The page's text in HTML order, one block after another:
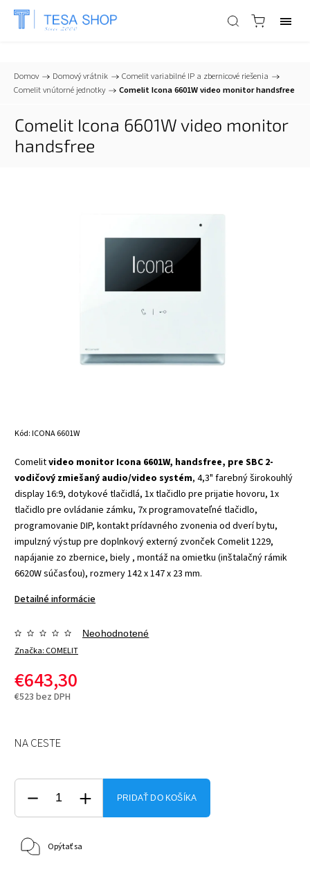
📞+421 903 553 805 info@tesa-systems.sk
Domov / Domový vrátnik / Comelit variabilné IP a zbernicové riešenia /
Comelit vnútorné jednotky / Comelit Icona 6601W video monitor handsfree
Comelit Icona 6601W video monitor
handsfree
Kód:ICONA 6601W
Comelitvideo monitor Icona 6601W, handsfree, pre SBC 2-
vodičový zmiešaný audio/video systém, 4,3" farebný širokouhlý
display 16:9, dotykové tlačidlá, 1x tlačidlo pre prijatie hovoru, 1x
tlačidlo pre ovládanie zámku, 7x programovateľné tlačidlo,
programovanie DIP, kontakt prídavného zvonenia od dverí bytu,
impulzný výstup pre doplnkový externý zvonček Comelit 1229,
napájanie zo zbernice, biely , montáž na omietku (inštalačný rámik
6620W súčasťou), rozmery 142 x 147 x 23 mm.
Detailné informácie
Značka: COMELIT
Neohodnotené
€643,30
€523 bez DPH
NA CESTE
PRIDAŤ DO KOŠÍKA
Opýtať sa